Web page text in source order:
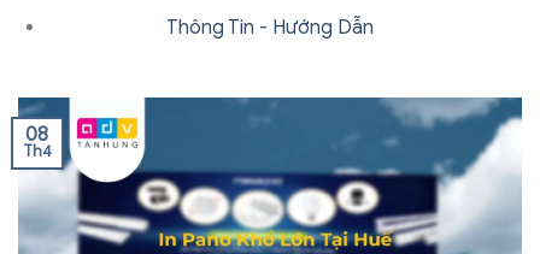
Thông Tin - Hướng Dẫn
08
Th4